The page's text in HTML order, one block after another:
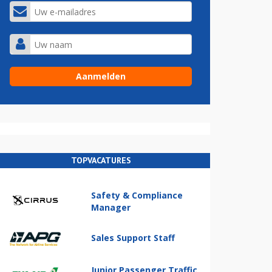
TOPVACATURES
Safety & Compliance
Manager
Sales Support Staff